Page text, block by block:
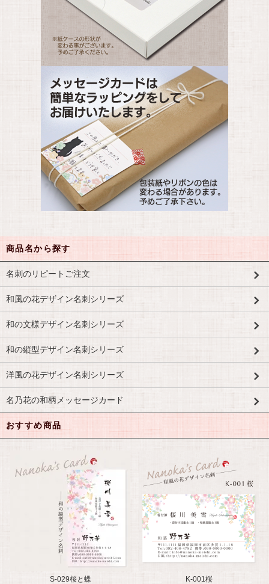
商品名から探す
名刺のリピートご注文
和風の花デザイン名刺シリーズ
和の文様デザイン名刺シリーズ
和の縦型デザイン名刺シリーズ
洋風の花デザイン名刺シリーズ
名乃花の和柄メッセージカード
おすすめ商品
S-029桜と蝶
K-001桜